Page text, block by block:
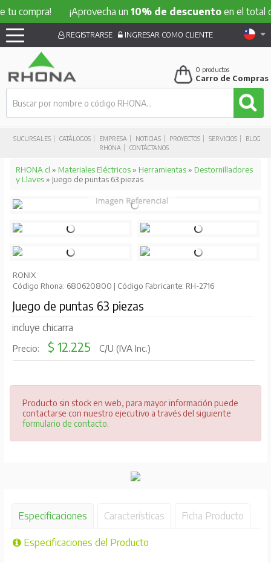
¡Aprovecha un10% de descuentoen el total de tu
SUCURSALES CATÁLOGOS EMPRESA NOTICIAS PROYECTOS SERVICIOS
BLOG
RHONA
CONTÁCTANOS
REGISTRARSE INGRESAR COMO CLIENTE
0 productos
Carro de Compras
RHONA.cl » Materiales Eléctricos» Herramientas» Destornilladores
y Llaves» Juego de puntas 63 piezas
RONIX
Código Rhona: 680620800 | Código Fabricante: RH-2716
Juego de puntas 63 piezas
incluye chicarra
Precio: $ 12.225 C/U (IVA Inc.)
Producto sin stock en web, para mayor información puede
contactarse con nuestro ejecutivo a través del siguiente
formulario de contacto.
Especificaciones Características Ficha Producto
Especificaciones del Producto